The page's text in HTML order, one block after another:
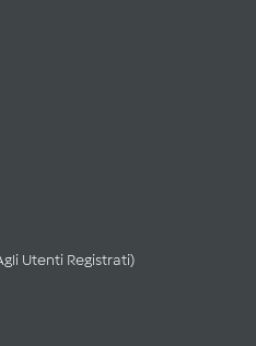
Utenti Registrati)